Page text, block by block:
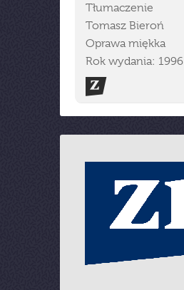
Tłumaczenie
Tomasz Bieroń
Oprawa miękka
Rok wydania: 1996